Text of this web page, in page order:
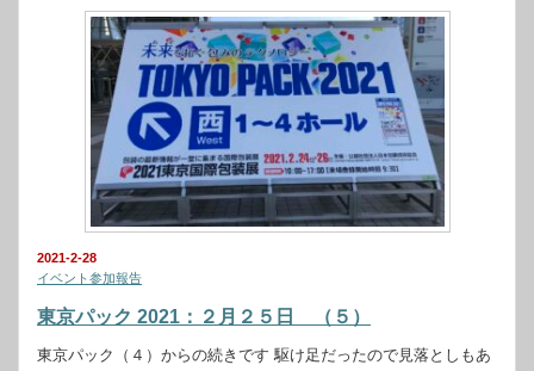
2021-2-28
イベント参加報告
東京パック 2021：２月２５日 （５）
東京パック（４）からの続きです 駆け足だったので見落としもあ